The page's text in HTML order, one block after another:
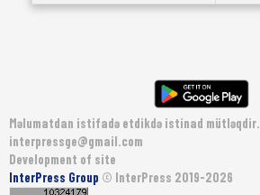
Məlumatdan istifadə etdikdə istinad mütləqdir.
interpressge@gmail.com
Development of site
InterPress Group © InterPress 2019-2026